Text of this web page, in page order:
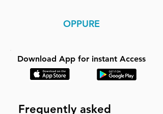
OPPURE
Download App for instant Access
Frequently asked